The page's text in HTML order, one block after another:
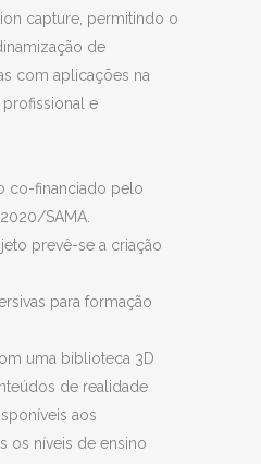
capture, permitindo o
de
com aplicações na
e
co-financiado pelo
SAMA.
prevê-se a criação
para formação
uma biblioteca 3D
de realidade
aos
os níveis de ensino